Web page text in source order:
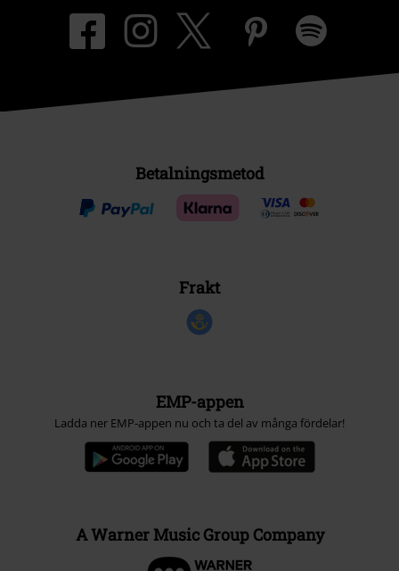
Betalningsmetod
Frakt
EMP-appen
Ladda ner EMP-appen nu och ta del av många fördelar!
A Warner Music Group Company